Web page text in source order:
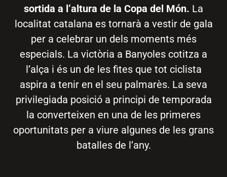
sortida a l’altura de la Copa del Món. La
localitat catalana es tornarà a vestir de gala
per a celebrar un dels moments més
especials. La victòria a Banyoles cotitza a
l’alça i és un de les fites que tot ciclista
aspira a tenir en el seu palmarès. La seva
privilegiada posició a principi de temporada
la converteixen en una de les primeres
oportunitats per a viure algunes de les grans
batalles de l’any.